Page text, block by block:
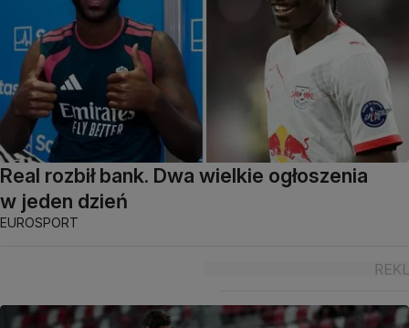
Real rozbił bank. Dwa wielkie ogłoszenia
w jeden dzień
EUROSPORT